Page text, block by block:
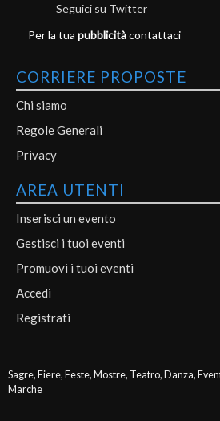
Seguici su Twitter
Per la tua pubblicitàcontattaci
CORRIERE PROPOSTE
Chi siamo
Regole Generali
Privacy
AREA UTENTI
Inserisci un evento
Gestisci i tuoi eventi
Promuovi i tuoi eventi
Accedi
Registrati
Sagre, Fiere, Feste, Mostre, Teatro, Danza,
Marche